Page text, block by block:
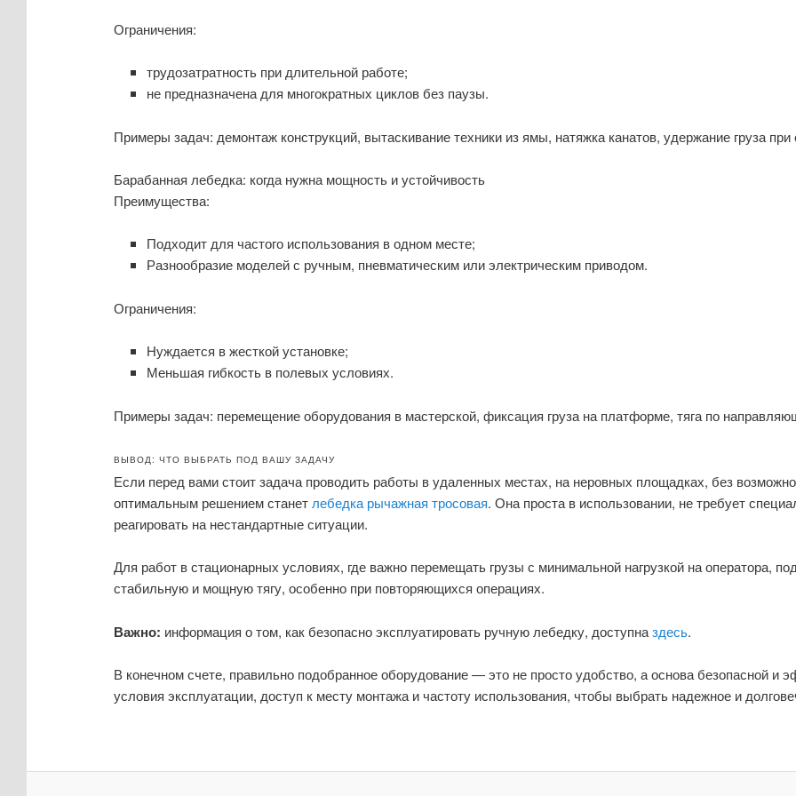
Ограничения:
трудозатратность при длительной работе;
не предназначена для многократных циклов без паузы.
Примеры задач: демонтаж конструкций, вытаскивание техники из ямы, натяжка канатов, удержание груза при
Барабанная лебедка: когда нужна мощность и устойчивость
Преимущества:
Подходит для частого использования в одном месте;
Разнообразие моделей с ручным, пневматическим или электрическим приводом.
Ограничения:
Нуждается в жесткой установке;
Меньшая гибкость в полевых условиях.
Примеры задач: перемещение оборудования в мастерской, фиксация груза на платформе, тяга по
ВЫВОД: ЧТО ВЫБРАТЬ ПОД ВАШУ ЗАДАЧУ
Если перед вами стоит задача проводить работы в удаленных местах, на неровных площадках, без
оптимальным решением станет лебедка рычажная тросовая. Она проста в использовании, не требует
реагировать на нестандартные ситуации.
Для работ в стационарных условиях, где важно перемещать грузы с минимальной нагрузкой на оператора,
стабильную и мощную тягу, особенно при повторяющихся операциях.
Важно: информация о том, как безопасно эксплуатировать ручную лебедку, доступназдесь.
В конечном счете, правильно подобранное оборудование — это не просто удобство, а основа безопасной и
условия эксплуатации, доступ к месту монтажа и частоту использования, чтобы выбрать надежное и